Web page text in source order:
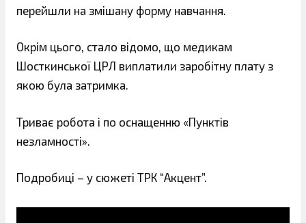
перейшли на змішану форму навчання.
Окрім цього, стало відомо, що медикам
Шосткинської ЦРЛ виплатили заробітну плату з
якою була затримка.
Триває робота і по оснащенню «Пунктів
незламності».
Подробиці – у сюжеті ТРК “Акцент”.